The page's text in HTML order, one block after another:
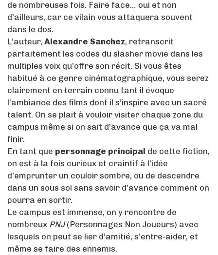
de nombreuses fois. Faire face… oui et non
d’ailleurs, car ce vilain vous attaquera souvent
dans le dos.
L’auteur, Alexandre Sanchez, retranscrit
parfaitement les codes du slasher movie dans les
multiples voix qu’offre son récit. Si vous êtes
habitué à ce genre cinématographique, vous serez
clairement en terrain connu tant il évoque
l’ambiance des films dont il s’inspire avec un sacré
talent. On se plait à vouloir visiter chaque zone du
campus même si on sait d’avance que ça va mal
finir.
En tant que personnage principal de cette fiction,
on est à la fois curieux et craintif à l’idée
d’emprunter un couloir sombre, ou de descendre
dans un sous sol sans savoir d’avance comment on
pourra en sortir.
Le campus est immense, on y rencontre de
nombreux PNJ(Personnages Non Joueurs) avec
lesquels on peut se lier d’amitié, s’entre-aider, et
même se faire des ennemis.